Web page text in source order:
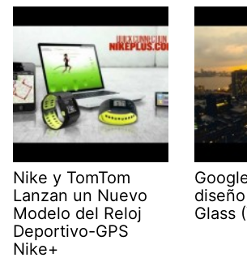
Nike y TomTom
Lanzan un Nuevo
Modelo del Reloj
Deportivo-GPS
Nike+
Glass